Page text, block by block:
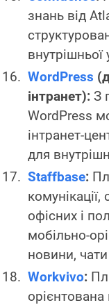
знань від
внутрішньої
WordPress
інтранет): З
WordPress
інтранет-
для
Staffbase:
офісних і
мобільно-
новини,
Workvivo: